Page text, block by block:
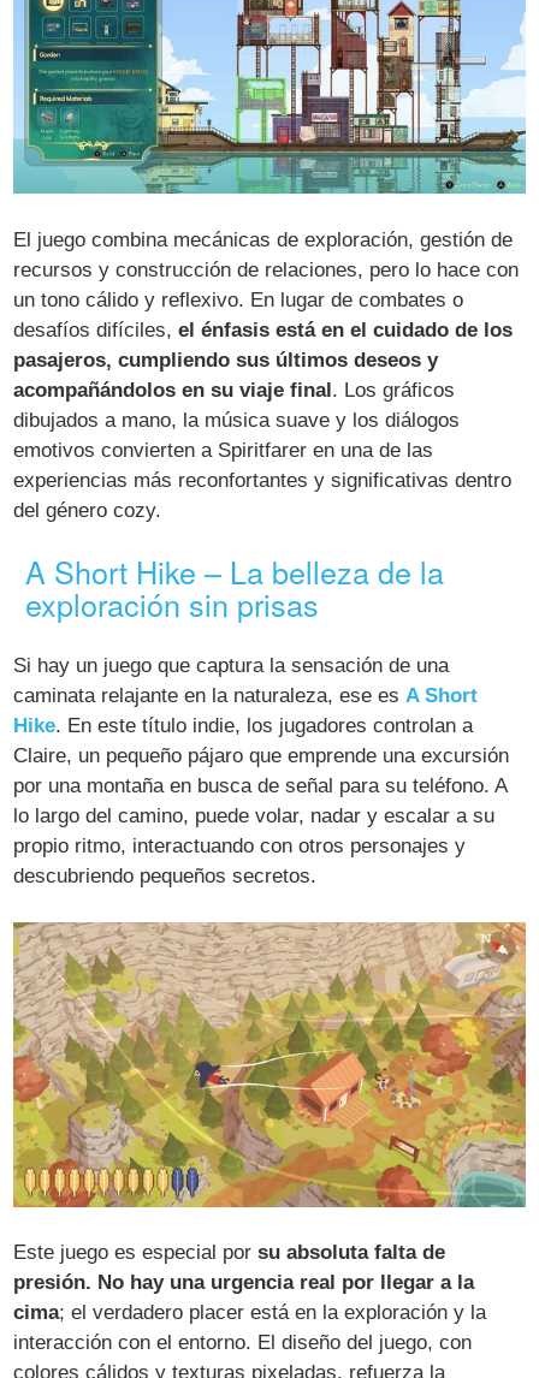
El juego combina mecánicas de exploración, gestión de
recursos y construcción de relaciones, pero lo hace con
un tono cálido y reflexivo. En lugar de combates o
desafíos difíciles,el énfasis está en el cuidado de los
pasajeros, cumpliendo sus últimos deseos y
acompañándolos en su viaje final. Los gráficos
dibujados a mano, la música suave y los diálogos
emotivos convierten a Spiritfarer en una de las
experiencias más reconfortantes y significativas dentro
del género cozy.
A Short Hike – La belleza de la
exploración sin prisas
Si hay un juego que captura la sensación de una
caminata relajante en la naturaleza, ese esA Short
Hike. En este título indie, los jugadores controlan a
Claire, un pequeño pájaro que emprende una excursión
por una montaña en busca de señal para su teléfono. A
lo largo del camino, puede volar, nadar y escalar a su
propio ritmo, interactuando con otros personajes y
descubriendo pequeños secretos.
Este juego es especial por su absoluta falta de
presión. No hay una urgencia real por llegar a la
cima; el verdadero placer está en la exploración y la
interacción con el entorno. El diseño del juego, con
colores cálidos y texturas pixeladas, refuerza la